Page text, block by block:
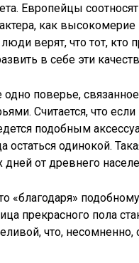
Европейцы
как высокомерие
верят, что тот, кто
в себе эти
поверье,
Считается, что
подобным
остаться одинокой.
от древнего
«благодаря»
прекрасного пола
что, несомненно,